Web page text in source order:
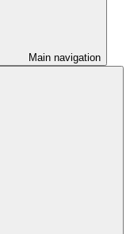
Main navigation